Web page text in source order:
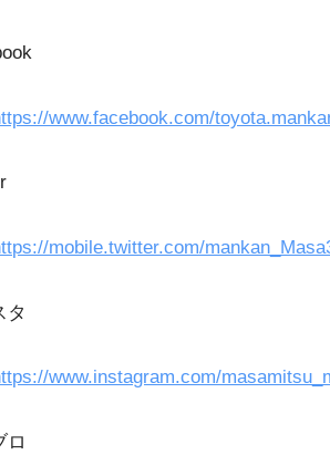
www.facebook.com/
mobile.twitter.com/
タ
www.instagram.com/
ロ